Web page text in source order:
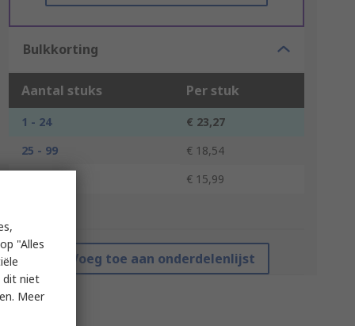
Bulkkorting
Aantal stuks Per stuk
1 - 24
€ 23,27
25 - 99
€ 18,54
€ 15,99
Voeg toe aan onderdelenlijst
"Alles
dit niet
Meer